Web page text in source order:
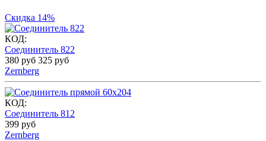
Скидка 14%
КОД:
Соединитель 822
380 руб 325 руб
Zernberg
КОД:
Соединитель 812
399 руб
Zernberg